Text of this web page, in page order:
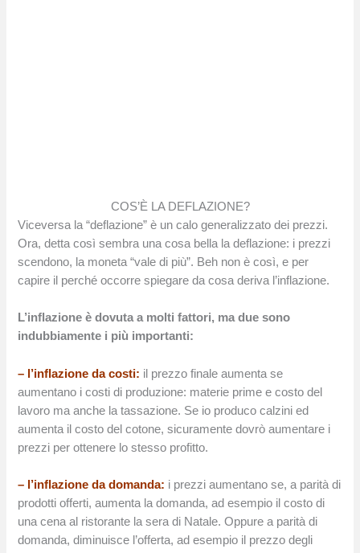
COS’È LA DEFLAZIONE?
Viceversa la “deflazione” è un calo generalizzato dei prezzi.
Ora, detta così sembra una cosa bella la deflazione: i prezzi
scendono, la moneta “vale di più”. Beh non è così, e per
capire il perché occorre spiegare da cosa deriva l’inflazione.
L’inflazione è dovuta a molti fattori, ma due sono
indubbiamente i più importanti:
– l’inflazione da costi: il prezzo finale aumenta se
aumentano i costi di produzione: materie prime e costo del
lavoro ma anche la tassazione. Se io produco calzini ed
aumenta il costo del cotone, sicuramente dovrò aumentare i
prezzi per ottenere lo stesso profitto.
– l’inflazione da domanda: i prezzi aumentano se, a parità di
prodotti offerti, aumenta la domanda, ad esempio il costo di
una cena al ristorante la sera di Natale. Oppure a parità di
domanda, diminuisce l’offerta, ad esempio il prezzo degli